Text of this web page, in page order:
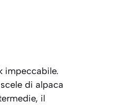
impeccabile.
di alpaca
il